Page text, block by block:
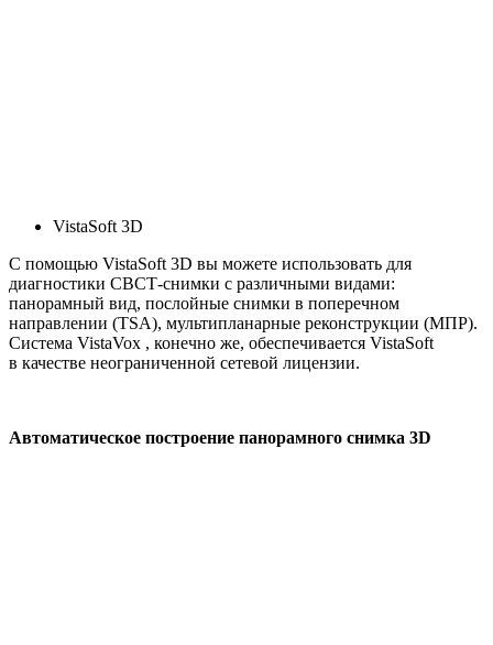
VistaSoft 3D
С помощью VistaSoft 3D вы можете использовать для
диагностики СВСТ-снимки с различными видами:
панорамный вид, послойные снимки в поперечном
направлении (TSA), мультипланарные реконструкции (МПР).
Система VistaVox , конечно же, обеспечивается VistaSoft
в качестве неограниченной сетевой лицензии.
Автоматическое построение панорамного снимка 3D